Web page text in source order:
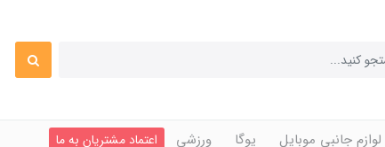
لوازم جانبی موبایل یوگا ورزشی اعتماد مشتریان به ما